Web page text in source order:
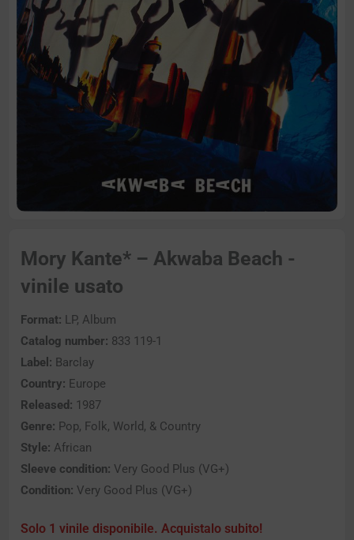
Mory Kante* – Akwaba Beach -
vinile usato
Format: LP, Album
Catalog number: 833 119-1
Label: Barclay
Country: Europe
Released: 1987
Genre: Pop, Folk, World, & Country
Style: African
Sleeve condition: Very Good Plus (VG+)
Condition: Very Good Plus (VG+)
Solo 1 vinile disponibile. Acquistalo subito!